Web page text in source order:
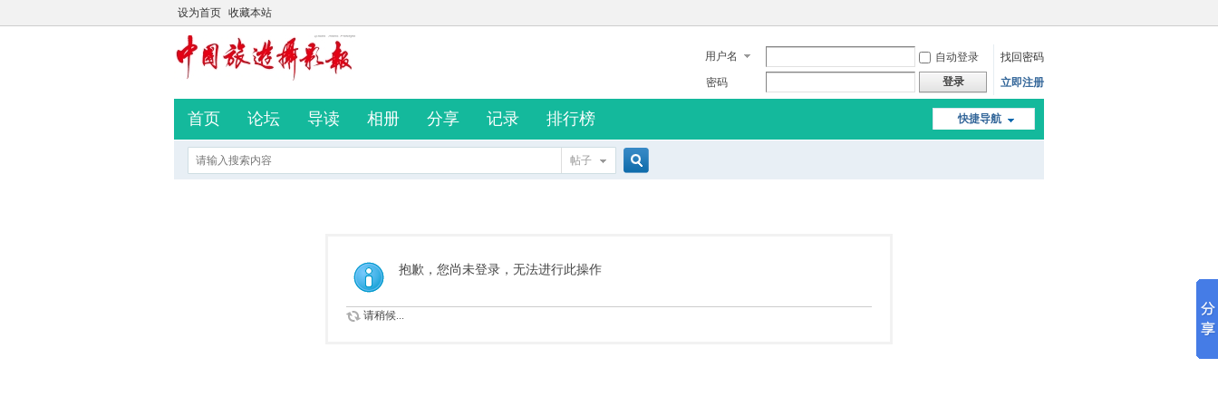
设为首页 收藏本站
用户名 自动登录
找回密码
密码
登录 立即注册
快捷导航
首页 论坛 导读 相册 分享 记录 排行榜
帖子
抱歉，您尚未登录，无法进行此操作
请稍候...